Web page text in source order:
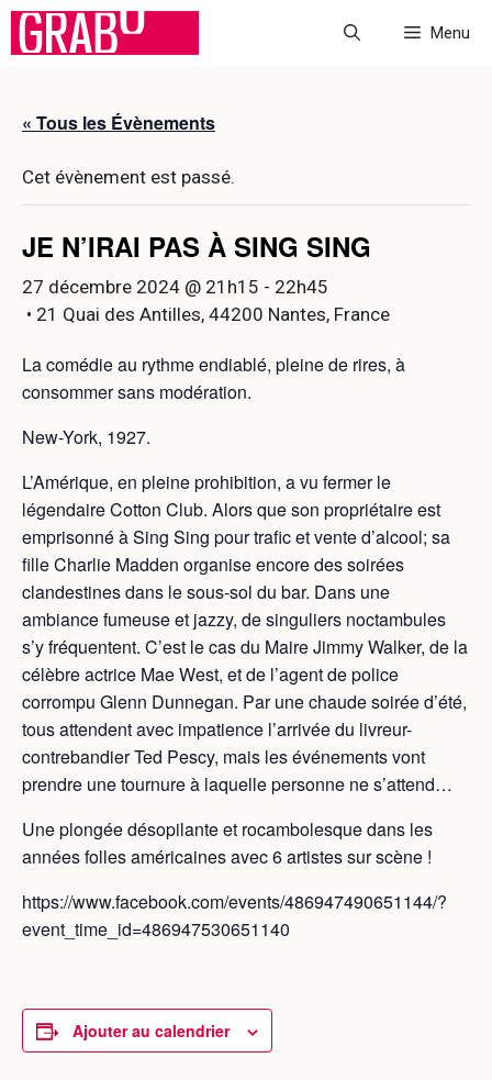
Aller
Menu
« Tous les Évènements
Cet évènement est passé.
JE N’IRAI PAS À SING SING
27 décembre 2024 @ 21h15 - 22h45
• 21 Quai des Antilles, 44200 Nantes, France
La comédie au rythme endiablé, pleine de rires, à
consommer sans modération.
New-York, 1927.
L’Amérique, en pleine prohibition, a vu fermer le
légendaire Cotton Club. Alors que son propriétaire est
emprisonné à Sing Sing pour trafic et vente d’alcool; sa
fille Charlie Madden organise encore des soirées
clandestines dans le sous-sol du bar. Dans une
ambiance fumeuse et jazzy, de singuliers noctambules
s’y fréquentent. C’est le cas du Maire Jimmy Walker, de la
célèbre actrice Mae West, et de l’agent de police
corrompu Glenn Dunnegan. Par une chaude soirée d’été,
tous attendent avec impatience l’arrivée du livreur-
contrebandier Ted Pescy, mais les événements vont
prendre une tournure à laquelle personne ne s’attend…
Une plongée désopilante et rocambolesque dans les
années folles américaines avec 6 artistes sur scène !
https://www.facebook.com/events/486947490651144/?
event_time_id=486947530651140
Ajouter au calendrier